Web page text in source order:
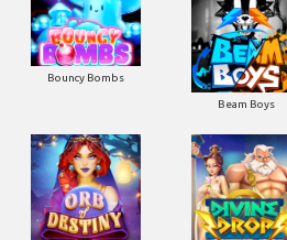
Bouncy Bombs
Beam Boys